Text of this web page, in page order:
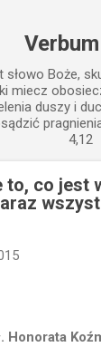
słowo Boże,
miecz
duszy i
4,12
to, co jest
Honorata